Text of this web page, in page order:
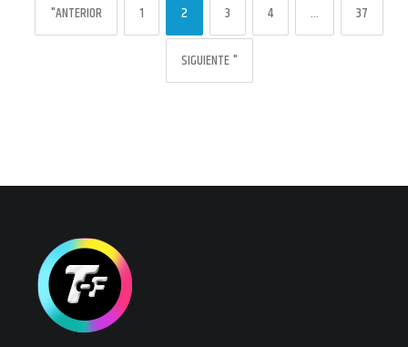
"ANTERIOR 1 2 3 4 … 37
SIGUIENTE "